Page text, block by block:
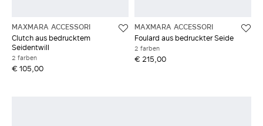
MAXMARA ACCESSORI
Clutch aus bedrucktem
Seidentwill
2 farben
€ 105,00
MAXMARA ACCESSORI
Foulard aus bedruckter Seide
2 farben
€ 215,00